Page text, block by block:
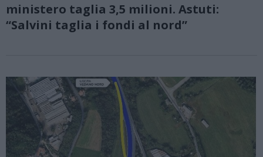
ministero taglia 3,5 milioni. Astuti:
“Salvini taglia i fondi al nord”